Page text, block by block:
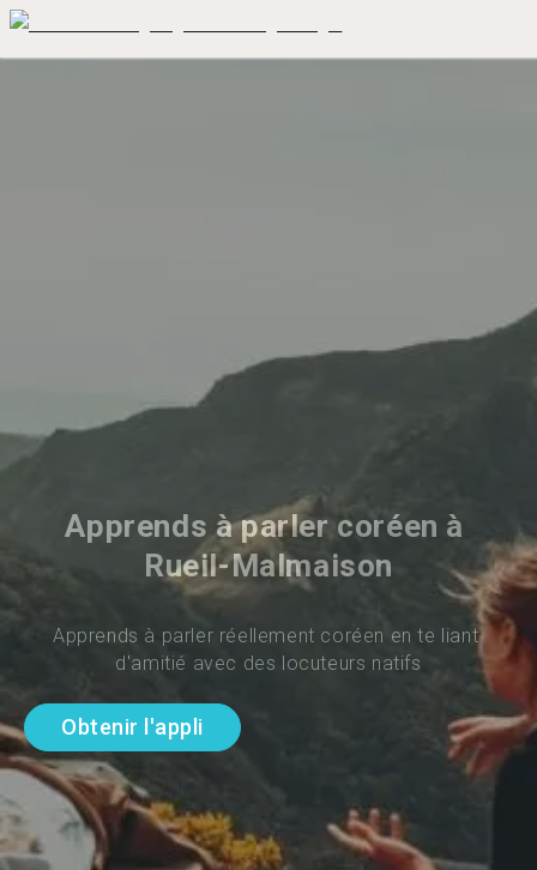
Apprends à parler coréen à
Rueil-Malmaison
Apprends à parler réellement coréen en te liant
d'amitié avec des locuteurs natifs
Obtenir l'appli